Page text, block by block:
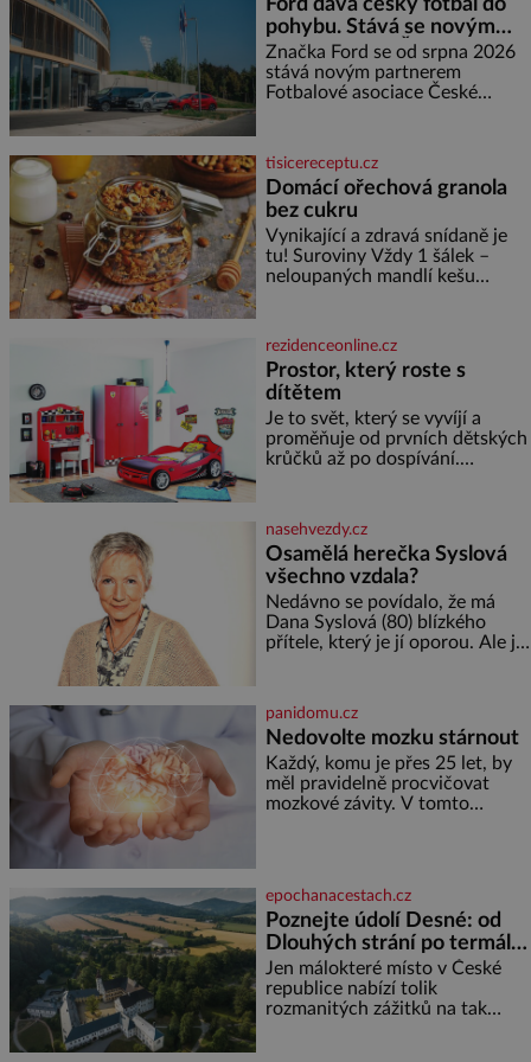
měďáky a štůčky látky. Zraněná
žena pár dní nato umírá. Je to
muž nebývale krutý. Jeho činy
budí hrůzu ještě dlouho po jeho
smrti
Ford dává český fotbal do
pohybu. Stává se novým
partnerem FAČR
Značka Ford se od srpna 2026
stává novým partnerem
Fotbalové asociace České
asociace, reprezentačních týmů
i českého fotbalu v regionech.
Partner
tisicereceptu.cz
Domácí ořechová granola
bez cukru
Vynikající a zdravá snídaně je
tu! Suroviny Vždy 1 šálek –
neloupaných mandlí kešu
semínek dýně rozinek 3 šálky
ovesných vloček 1 lžíce mlet
rezidenceonline.cz
Prostor, který roste s
dítětem
Je to svět, který se vyvíjí a
proměňuje od prvních dětských
krůčků až po dospívání.
soustředění i odpočinek a
reaguje na každou etapu života
a specifické potřeby dítěte. Pro
nejmenší je klíčová
jednoduchost, měkkost a
bezpečí, proto by pokoj
miminka měl působit především
nasehvezdy.cz
Osamělá herečka Syslová
všechno vzdala?
Nedávno se povídalo, že má
Dana Syslová (80) blízkého
přítele, který je jí oporou. Ale je
častěji mluví o svém odchodu.
Dohnala ji snad samota? Půs
panidomu.cz
Nedovolte mozku stárnout
Každý, komu je přes 25 let, by
měl pravidelně procvičovat
mozkové závity. V tomto
jméno kolegy z práce. Nebo
marně v paměti lovíte název
knížky, kterou jste nedávno
přečetli. Je to opravdu tak, s
věkem jako kdyby se paměť
rozhodla stávkovat. Cvičte
epochanacestach.cz
Poznejte údolí Desné: od
Dlouhých strání po termální
prameny
Jen málokteré místo v České
republice nabízí tolik
rozmanitých zážitků na tak